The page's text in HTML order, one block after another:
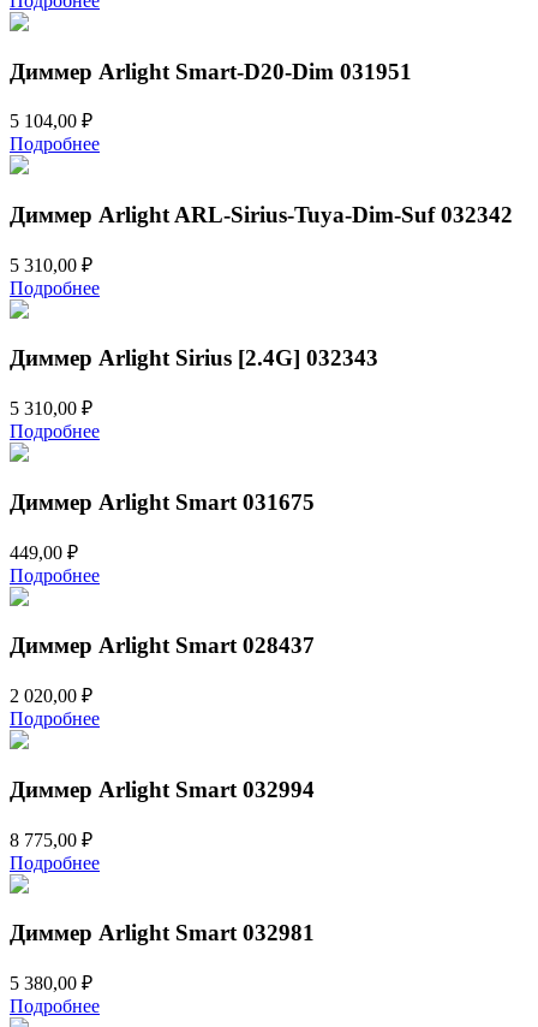
Диммер Arlight Smart-D20-Dim 031951
5 104,00 ₽
Подробнее
Диммер Arlight ARL-Sirius-Tuya-Dim-Suf 032342
5 310,00 ₽
Подробнее
Диммер Arlight Sirius [2.4G] 032343
5 310,00 ₽
Подробнее
Диммер Arlight Smart 031675
449,00 ₽
Подробнее
Диммер Arlight Smart 028437
2 020,00 ₽
Подробнее
Диммер Arlight Smart 032994
8 775,00 ₽
Подробнее
Диммер Arlight Smart 032981
5 380,00 ₽
Подробнее